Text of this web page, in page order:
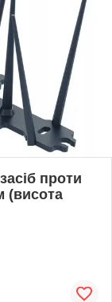
проти
(висота